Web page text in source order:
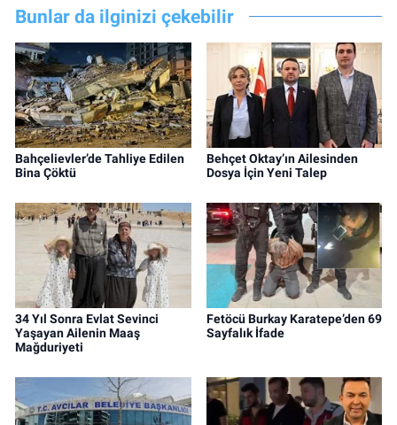
Bunlar da ilginizi çekebilir
Bahçelievler’de Tahliye Edilen
Bina Çöktü
Behçet Oktay’ın Ailesinden
Dosya İçin Yeni Talep
34 Yıl Sonra Evlat Sevinci
Yaşayan Ailenin Maaş
Mağduriyeti
Fetöcü Burkay Karatepe’den 69
Sayfalık İfade